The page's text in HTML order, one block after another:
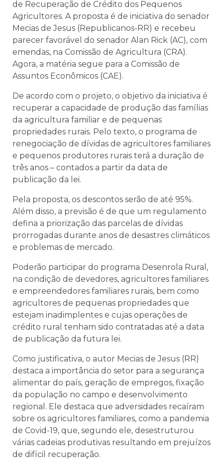
de Recuperação de Crédito dos Pequenos
Agricultores. A proposta é de iniciativa do senador
Mecias de Jesus (Republicanos-RR) e recebeu
parecer favorável do senador Alan Rick (AC), com
emendas, na Comissão de Agricultura (CRA).
Agora, a matéria segue para a Comissão de
Assuntos Econômicos (CAE).
De acordo com o projeto, o objetivo da iniciativa é
recuperar a capacidade de produção das famílias
da agricultura familiar e de pequenas
propriedades rurais. Pelo texto, o programa de
renegociação de dívidas de agricultores familiares
e pequenos produtores rurais terá a duração de
três anos – contados a partir da data de
publicação da lei.
Pela proposta, os descontos serão de até 95%.
Além disso, a previsão é de que um regulamento
defina a priorização das parcelas de dívidas
prorrogadas durante anos de desastres climáticos
e problemas de mercado.
Poderão participar do programa Desenrola Rural,
na condição de devedores, agricultores familiares
e empreendedores familiares rurais, bem como
agricultores de pequenas propriedades que
estejam inadimplentes e cujas operações de
crédito rural tenham sido contratadas até a data
de publicação da futura lei.
Como justificativa, o autor Mecias de Jesus (RR)
destaca a importância do setor para a segurança
alimentar do país, geração de empregos, fixação
da população no campo e desenvolvimento
regional. Ele destaca que adversidades recaíram
sobre os agricultores familiares, como a pandemia
de Covid-19, que, segundo ele, desestruturou
várias cadeias produtivas resultando em prejuízos
de difícil recuperação.